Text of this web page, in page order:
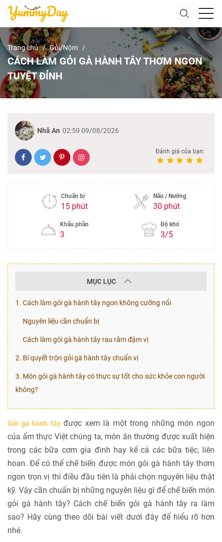
Trang chủ Gỏi/Nộm
CÁCH LÀM GỎI GÀ HÀNH TÂY THƠM NGON
TUYỆT ĐỈNH
Nhã An 02:59 09/08/2026
Đánh giá của bạn:
Chuẩn bị
15 phút
Nấu / Nướng
30 phút
Khẩu phần
3
Độ khó
3/5
MỤC LỤC
1. Cách làm gỏi gà hành tây ngon không cưỡng nổi
Nguyên liệu cần chuẩn bị
Cách làm gỏi gà hành tây rau răm đậm vị
2. Bí quyết trộn gỏi gà hành tây chuẩn vị
3. Món gỏi gà hành tây có thực sự tốt cho sức khỏe con người
không?
Gỏi gà hành tâyđược xem là một trong những món ngon
của ẩm thực Việt chúng ta, món ăn thường được xuất hiện
trong các bữa cơm gia đình hay kể cả các bữa tiệc, liên
hoan. Để có thể chế biến được món gỏi gà hành tây thơm
ngon trọn vị thì điều đầu tiên là phải chọn nguyên liệu thật
kỹ. Vậy cần chuẩn bị những nguyên liệu gì để chế biến món
gỏi gà hành tây? Cách chế biến gỏi gà hành tây ra làm
sao? Hãy cùng theo dõi bài viết dưới đây để hiểu rõ hơn
nhé.